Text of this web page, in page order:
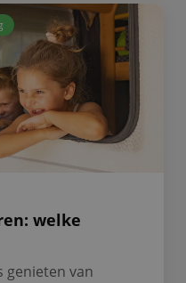
welke
genieten van